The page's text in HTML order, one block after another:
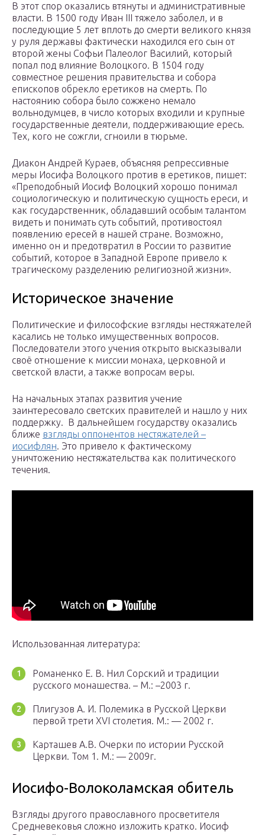
В этот спор оказались втянуты и административные
власти. В 1500 году Иван III тяжело заболел, и в
последующие 5 лет вплоть до смерти великого князя
у руля державы фактически находился его сын от
второй жены Софьи Палеолог Василий, который
попал под влияние Волоцкого. В 1504 году
совместное решения правительства и собора
епископов обрекло еретиков на смерть. По
настоянию собора было сожжено немало
вольнодумцев, в число которых входили и крупные
государственные деятели, поддерживающие ересь.
Тех, кого не сожгли, сгноили в тюрьме.
Диакон Андрей Кураев, объясняя репрессивные
меры Иосифа Волоцкого против в еретиков, пишет:
«Преподобный Иосиф Волоцкий хорошо понимал
социологическую и политическую сущность ереси, и
как государственник, обладавший особым талантом
видеть и понимать суть событий, противостоял
появлению ересей в нашей стране. Возможно,
именно он и предотвратил в России то развитие
событий, которое в Западной Европе привело к
трагическому разделению религиозной жизни».
Историческое значение
Политические и философские взгляды нестяжателей
касались не только имущественных вопросов.
Последователи этого учения открыто высказывали
своё отношение к миссии монаха, церковной и
светской власти, а также вопросам веры.
На начальных этапах развития учение
заинтересовало светских правителей и нашло у них
поддержку. В дальнейшем государству оказались
ближе взгляды оппонентов нестяжателей –
иосифлян. Это привело к фактическому
уничтожению нестяжательства как политического
течения.
Использованная литература:
Романенко Е. В. Нил Сорский и традиции
русского монашества. – М.: –2003 г.
Плигузов А. И. Полемика в Русской Церкви
первой трети XVI столетия. М.: — 2002 г.
Карташев А.В. Очерки по истории Русской
Церкви. Том 1. М.: — 2009г.
Иосифо-Волоколамская обитель
Взгляды другого православного просветителя
Средневековья сложно изложить кратко. Иосиф